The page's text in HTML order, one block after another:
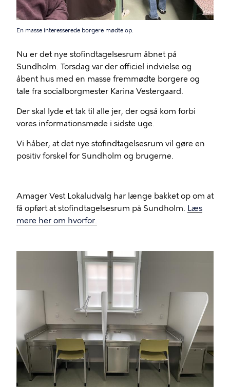
En masse interesserede borgere mødte op.
Nu er det nye stofindtagelsesrum åbnet på
Sundholm. Torsdag var der officiel indvielse og
åbent hus med en masse fremmødte borgere og
tale fra socialborgmester Karina Vestergaard.
Der skal lyde et tak til alle jer, der også kom forbi
vores informationsmøde i sidste uge.
Vi håber, at det nye stofindtagelsesrum vil gøre en
positiv forskel for Sundholm og brugerne.
Amager Vest Lokaludvalg har længe bakket op om at
få opført at stofindtagelsesrum på Sundholm. Læs
mere her om hvorfor.